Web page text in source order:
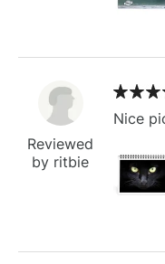
Reviewed
by ritbie
Nice